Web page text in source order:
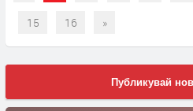
15 16 »
Публикувай